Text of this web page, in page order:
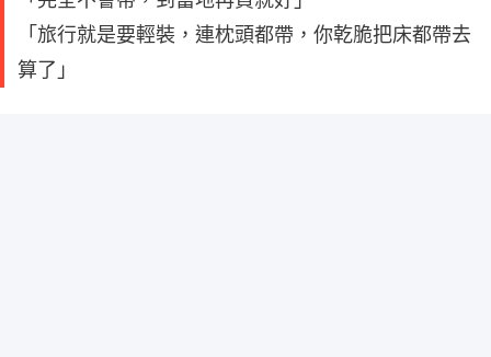
「旅行就是要輕裝，連枕頭都帶，你乾脆把床都帶去
算了」